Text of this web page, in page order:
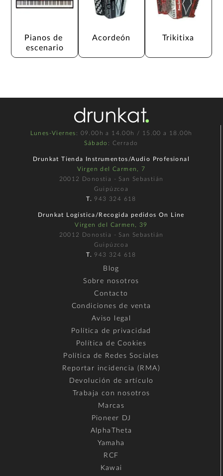
Pianos de
escenario
Acordeón Trikitixa
Lunes-Viernes : 09.00h a 14.00h / 15.00 a 18.00h
Sábado : Cerrado
Drunkat Tienda Instrumentos/Audio Profesional
Virgen del Carmen, 7
20012 Donostia - San Sebastián
Guipúzcoa
T. 943 324 618
Drunkat Logística/Recogida pedidos On Line
Virgen del Carmen, 39
20012 Donostia - San Sebastián
Guipúzcoa
T. 943 324 618
Blog
Sobre nosotros
Contacto
Condiciones de venta
Aviso legal
Política de privacidad
Política de Cookies
Política de Redes Sociales
Reportar incidencia (RMA)
Devolución de artículo
Trabaja con nosotros
Marcas
Pioneer DJ
AlphaTheta
Yamaha
RCF
Kawai